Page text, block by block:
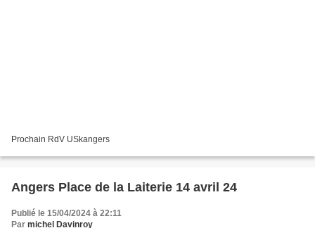
Prochain RdV USkangers
Angers Place de la Laiterie 14 avril 24
Publié le 15/04/2024 à 22:11
Par michel Davinroy